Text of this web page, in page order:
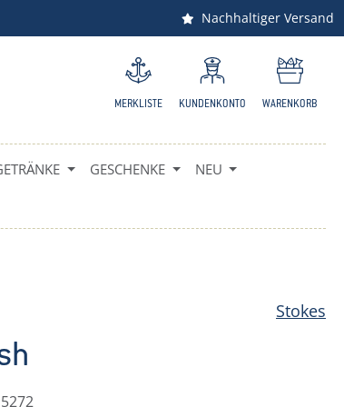
Nachhaltiger Versand
MERKLISTE KUNDENKONTO WARENKORB
GESCHENKE
NEU
Stokes